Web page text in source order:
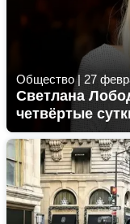
Общество| 27
Светлана
четвёртые